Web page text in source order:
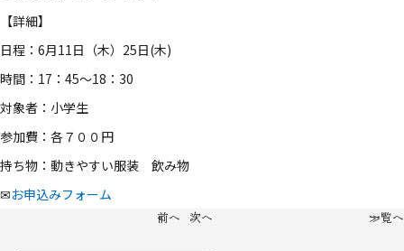
【詳細】
日程：6月11日（木）25日(木)
時間：17：45～18：30
対象者：小学生
参加費：各７００円
持ち物：動きやすい服装 飲み物
✉お申込みフォーム
前へ 次へ 一覧へ